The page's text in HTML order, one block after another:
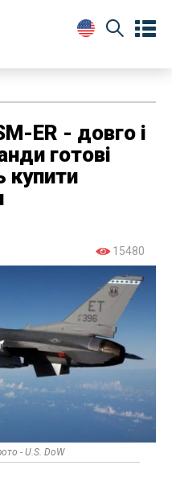
ER - довго і
готові
купити
15480
- U.S. DoW